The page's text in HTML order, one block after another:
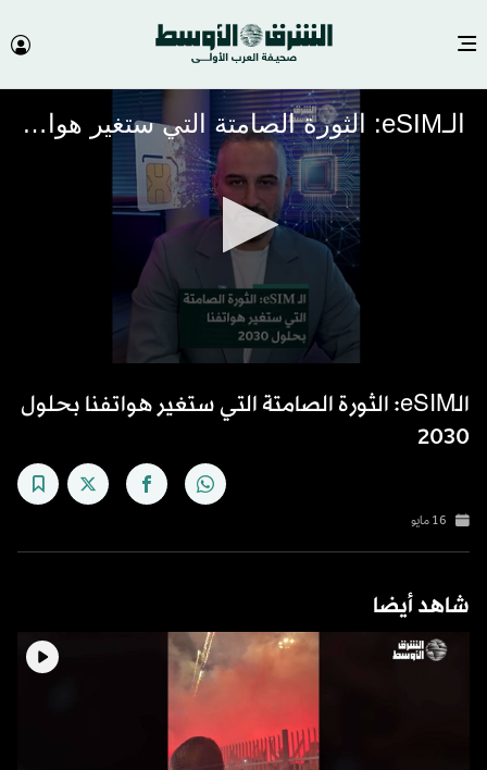
الـeSIM: الثورة الصامتة التي ستغير هواتفنا بحلول 2030
seconds
الـeSIM: الثورة الصامتة التي ستغير هواتفنا بحلول
2030
16 مايو
شاهد أيضا